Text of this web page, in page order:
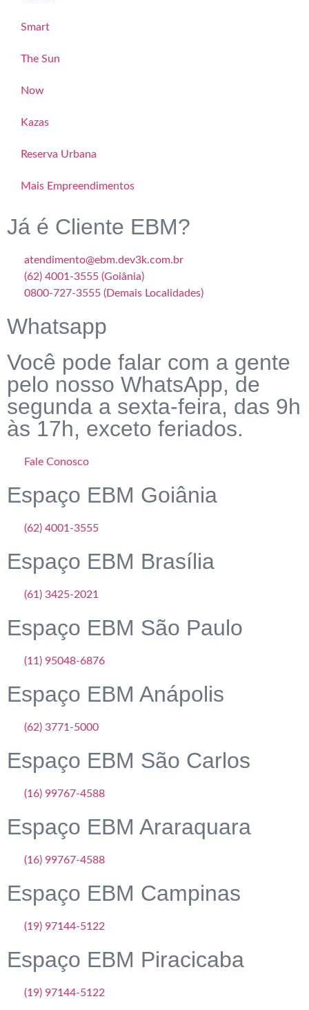
Smart
The Sun
Now
Kazas
Reserva Urbana
Mais Empreendimentos
Já é Cliente EBM?
atendimento@ebm.dev3k.com.br
(62) 4001-3555 (Goiânia)
0800-727-3555 (Demais Localidades)
Whatsapp
Você pode falar com a gente
pelo nosso WhatsApp, de
segunda a sexta-feira, das 9h
às 17h, exceto feriados.
Fale Conosco
Espaço EBM Goiânia
(62) 4001-3555
Espaço EBM Brasília
(61) 3425-2021
Espaço EBM São Paulo
(11) 95048-6876
Espaço EBM Anápolis
(62) 3771-5000
Espaço EBM São Carlos
(16) 99767-4588
Espaço EBM Araraquara
(16) 99767-4588
Espaço EBM Campinas
(19) 97144-5122
Espaço EBM Piracicaba
(19) 97144-5122